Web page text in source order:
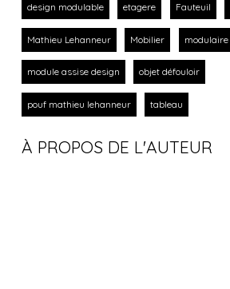
design modulable etagere Fauteuil
Mathieu Lehanneur Mobilier
module assise design objet défouloir
pouf mathieu lehanneur tableau
À PROPOS DE L'AUTEUR